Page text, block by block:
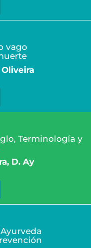
vago
Oliveira
Terminología y
D. Ay